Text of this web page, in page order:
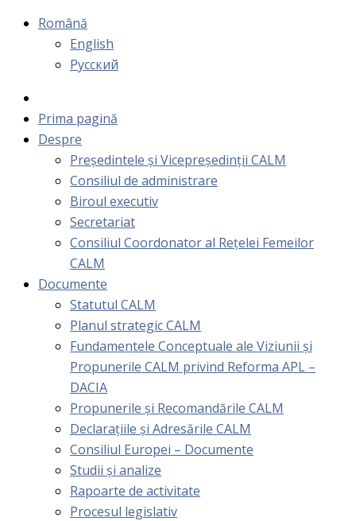
Română
English
Русский
Prima pagină
Despre
Președintele și Vicepreședinții CALM
Consiliul de administrare
Biroul executiv
Secretariat
Consiliul Coordonator al Rețelei Femeilor
CALM
Documente
Statutul CALM
Planul strategic CALM
Fundamentele Conceptuale ale Viziunii și
Propunerile CALM privind Reforma APL –
DACIA
Propunerile și Recomandările CALM
Declarațiile și Adresările CALM
Consiliul Europei – Documente
Studii și analize
Rapoarte de activitate
Procesul legislativ